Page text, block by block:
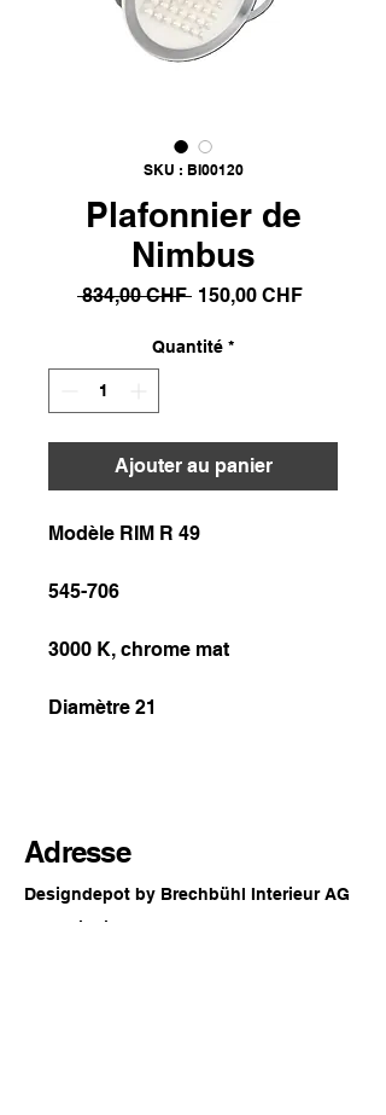
SKU : BI00120
Plafonnier de
Nimbus
834,00 CHF Prix
150,00 CHFPrix
Quantité *
Ajouter au panier
Modèle RIM R 49
545-706
3000 K, chrome mat
Diamètre 21
Adresse
Designdepot by Brechbühl Interieur AG
Rue principale 54